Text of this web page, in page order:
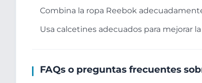
Combina la ropa Reebok
Usa calcetines adecuados para mejorar
FAQs o preguntas frecuentes